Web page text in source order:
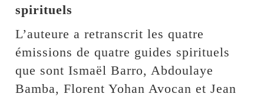
spirituels
L’auteure a retranscrit les quatre
émissions de quatre guides spirituels
que sont Ismaël Barro, Abdoulaye
Bamba, Florent Yohan Avocan et Jean